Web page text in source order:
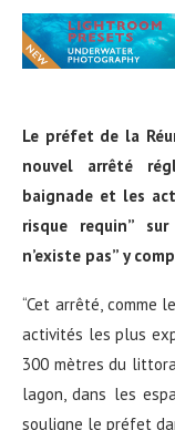
Le préfet de la
nouvel arrêté
baignade et les
risque requin”
n’existe pas” y
“Cet arrêté, comme
activités les plus
300 mètres du
lagon, dans les
souligne le préfet